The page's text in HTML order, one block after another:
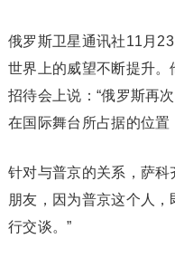
俄罗斯卫星通讯社11月
世界上的威望不断提升
招待会上说：“俄罗斯再
在国际舞台所占据的位置
针对与普京的关系，萨科
朋友，因为普京这个人
行交谈。”